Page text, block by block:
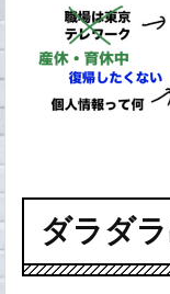
ダラダ